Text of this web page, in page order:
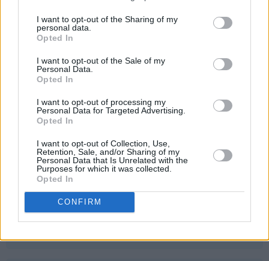
I want to opt-out of the Sharing of my
personal data.
Opted In
I want to opt-out of the Sale of my
Personal Data.
Opted In
I want to opt-out of processing my
Personal Data for Targeted Advertising.
Opted In
I want to opt-out of Collection, Use,
Retention, Sale, and/or Sharing of my
Personal Data that Is Unrelated with the
Purposes for which it was collected.
Opted In
CONFIRM
Som
svar
av
Mesterkokken
bekreftet)
Oppskriften gir 12 stk. Står i innledningsteksten til
oppskriften som du ser hvis du går inn via arkivet (vil
Svar
Siv - 02.02.2024 - 13:23
Fulgte målene nøye.
Disse muffinsene var ikke gode. Stramme i smaken ,
overhodet ikke søte og gode.
Jeg brukte solsikkeolje.
Svar